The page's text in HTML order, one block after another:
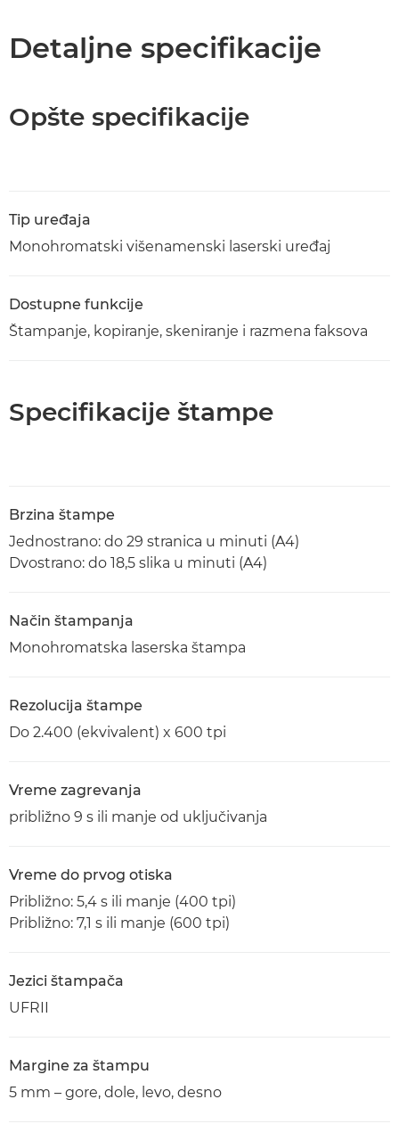
Preuzimanje PDF-a
Detaljne specifikacije
Opšte specifikacije
Tip uređaja
Monohromatski višenamenski laserski uređaj
Dostupne funkcije
Štampanje, kopiranje, skeniranje i razmena faksova
Specifikacije štampe
Brzina štampe
Jednostrano: do 29 stranica u minuti (A4)
Dvostrano: do 18,5 slika u minuti (A4)
Način štampanja
Monohromatska laserska štampa
Rezolucija štampe
Do 2.400 (ekvivalent) x 600 tpi
Vreme zagrevanja
približno 9 s ili manje od uključivanja
Vreme do prvog otiska
Približno: 5,4 s ili manje (400 tpi)
Približno: 7,1 s ili manje (600 tpi)
Jezici štampača
UFRII
Margine za štampu
5 mm – gore, dole, levo, desno